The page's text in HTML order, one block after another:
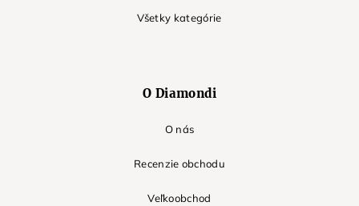
Všetky kategórie
O Diamondi
O nás
Recenzie obchodu
Veľkoobchod